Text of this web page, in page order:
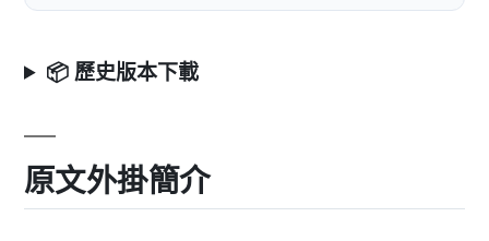
📦 歷史版本下載
原文外掛簡介